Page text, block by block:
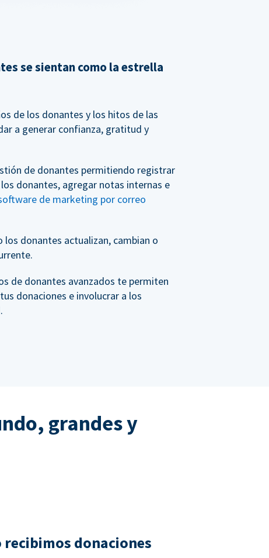
se sientan como la estrella
de los donantes y los hitos de las
a generar confianza, gratitud y
de donantes permitiendo registrar
donantes, agregar notas internas e
de marketing por correo
donantes actualizan, cambian o
de donantes avanzados te permiten
donaciones e involucrar a los
grandes y
donaciones